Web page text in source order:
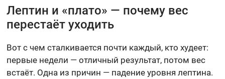
Лептин и «плато» — почему вес
перестаёт уходить
Вот с чем сталкивается почти каждый, кто худеет:
первые недели — отличный результат, потом вес
встаёт. Одна из причин — падение уровня лептина.